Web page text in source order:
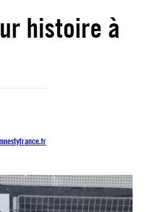
histoire à